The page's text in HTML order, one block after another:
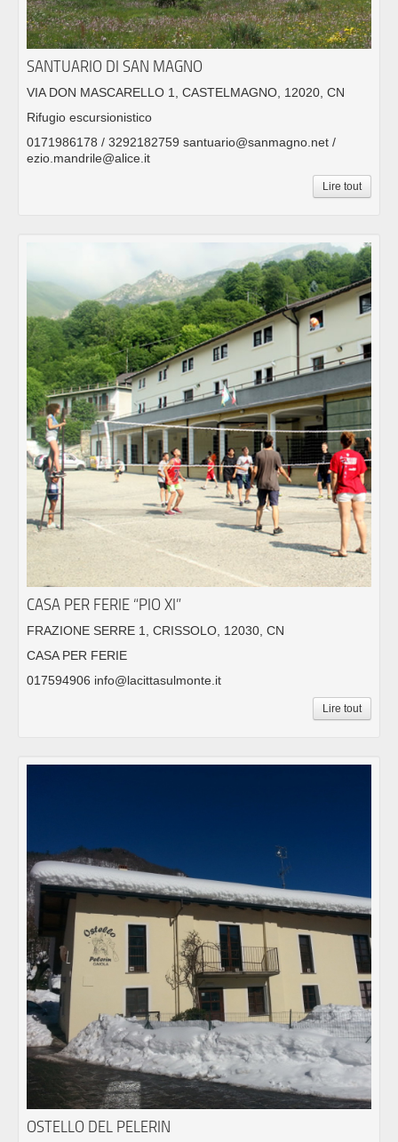
SANTUARIO DI SAN MAGNO
VIA DON MASCARELLO 1, CASTELMAGNO, 12020, CN
Rifugio escursionistico
0171986178 / 3292182759 santuario@sanmagno.net /
ezio.mandrile@alice.it
Lire tout
CASA PER FERIE “PIO XI”
FRAZIONE SERRE 1, CRISSOLO, 12030, CN
CASA PER FERIE
017594906 info@lacittasulmonte.it
Lire tout
OSTELLO DEL PELERIN